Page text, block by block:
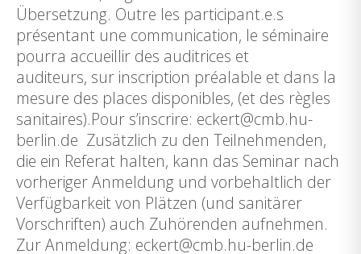
Übersetzung. Outre les participant.e.s
présentant une communication, le séminaire
pourra accueillir des auditrices et
auditeurs, sur inscription préalable et dans la
mesure des places disponibles, (et des règles
sanitaires).Pour s’inscrire: eckert@cmb.hu-
berlin.de Zusätzlich zu den Teilnehmenden,
die ein Referat halten, kann das Seminar nach
vorheriger Anmeldung und vorbehaltlich der
Verfügbarkeit von Plätzen (und sanitärer
Vorschriften) auch Zuhörenden aufnehmen.
Zur Anmeldung: eckert@cmb.hu-berlin.de